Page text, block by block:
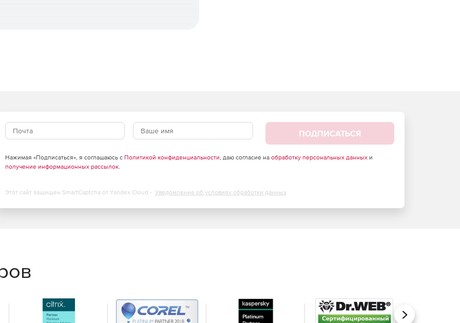
рабочих станций и файловых серверов. Отличие
контроль USB-устройств и веб-фильтрация
входит в каждую редакцию.
✓ ✓
✓
ПОДПИСАТЬСЯ
Нажимая «Подписаться», я соглашаюсь с Политикой конфиденциальности, даю согласие на обработку персональных данныхи
получение информационных рассылок.
Этот сайт защищен SmartCaptcha от Yandex Cloud - Уведомление об условиях обработки данных
Вперед